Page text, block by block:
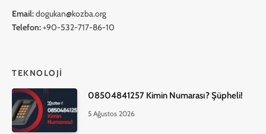
Email:dogukan@kozba.org
Telefon:+90-532-717-86-10
TEKNOLOJI
08504841257 Kimin Numarası? Şüpheli!
5 Ağustos 2026